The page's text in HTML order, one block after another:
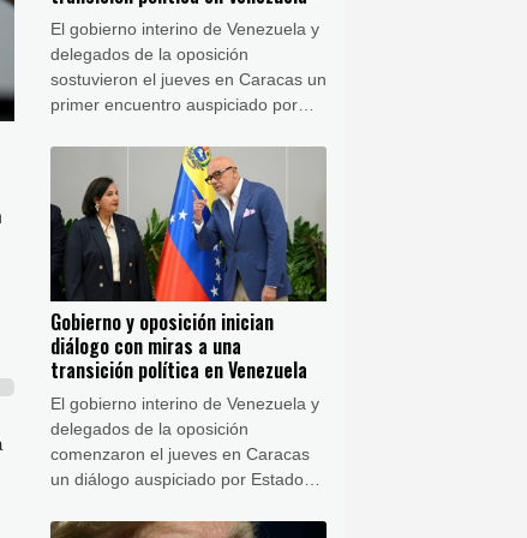
El gobierno interino de Venezuela y
delegados de la oposición
sostuvieron el jueves en Caracas un
primer encuentro auspiciado por
transición política y un eventual
llamado a elecciones.
Gobierno y oposición inician
diálogo con miras a una
transición política en Venezuela
El gobierno interino de Venezuela y
delegados de la oposición
comenzaron el jueves en Caracas
un diálogo auspiciado por Estados
transición política y a elecciones.